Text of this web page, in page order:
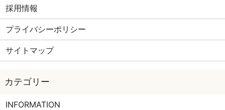
採用情報
プライバシーポリシー
サイトマップ
INFORMATION